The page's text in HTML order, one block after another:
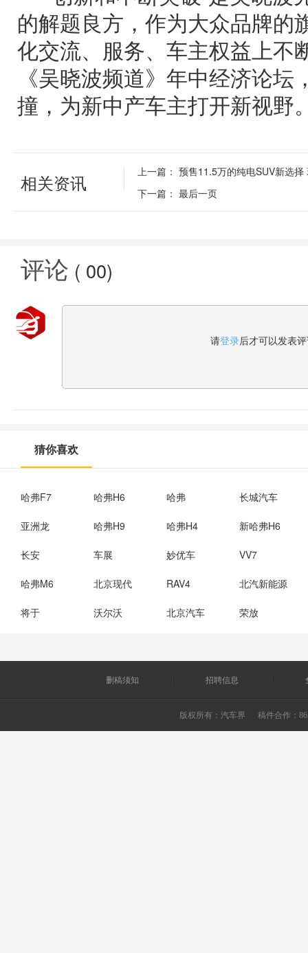
的解题良方，作为大众品牌的
化交流、服务、车主权益上不
《吴晓波频道》年中经济论
撞，为新中产车主打开新视野
相关资讯 上一篇： 预售11.5万的纯电SUV新选
下一篇： 最后一页
评论 ( 00)
请登录后才可以发表
猜你喜欢
哈弗F7 哈弗H6 哈弗 长城汽车
亚洲龙 哈弗H9 哈弗H4 新哈弗H6
长安 车展 妙优车 VV7
哈弗M6 北京现代 RAV4 北汽新能源
将于 沃尔沃 北京汽车 荣放
删稿须知 招聘信息
版权所有： 汽车界 稿件合作：